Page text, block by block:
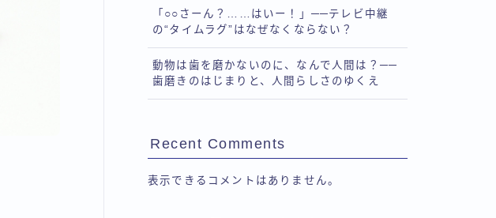
「○○さーん？……はいー！」──テレビ中継
の“タイムラグ”はなぜなくならない？
動物は歯を磨かないのに、なんで人間は？──
歯磨きのはじまりと、人間らしさのゆくえ
Recent Comments
表示できるコメントはありません。